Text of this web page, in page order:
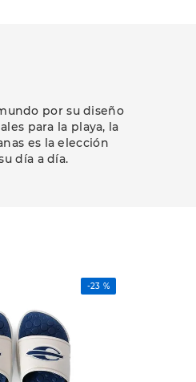
por su diseño
para la playa, la
es la elección
día a día.
-23 %